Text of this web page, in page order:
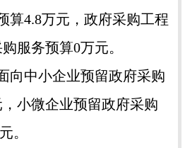
算4.8万元，政府采购工程
服务预算0万元。
中小企业预留政府采购
小微企业预留政府采购
。